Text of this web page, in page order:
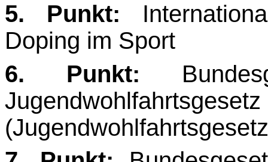
5. Punkt:
Doping im Sport
6. Punkt: